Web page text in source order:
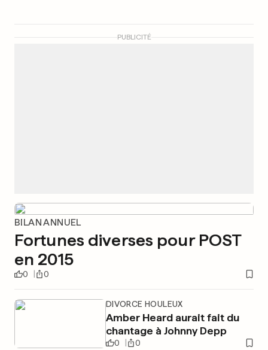
PUBLICITÉ
BILAN ANNUEL
Fortunes diverses pour POST
en 2015
0 0
DIVORCE HOULEUX
Amber Heard aurait fait du
chantage à Johnny Depp
0 0